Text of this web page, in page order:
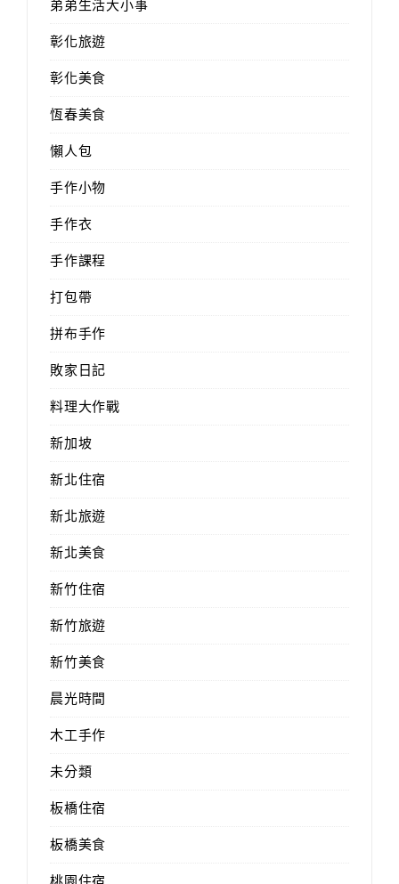
弟弟生活大小事
彰化旅遊
彰化美食
恆春美食
懶人包
手作小物
手作衣
手作課程
打包帶
拼布手作
敗家日記
料理大作戰
新加坡
新北住宿
新北旅遊
新北美食
新竹住宿
新竹旅遊
新竹美食
晨光時間
木工手作
未分類
板橋住宿
板橋美食